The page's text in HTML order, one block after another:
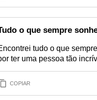
o que sempre
tudo o que
ter uma pessoa tão
COPIAR